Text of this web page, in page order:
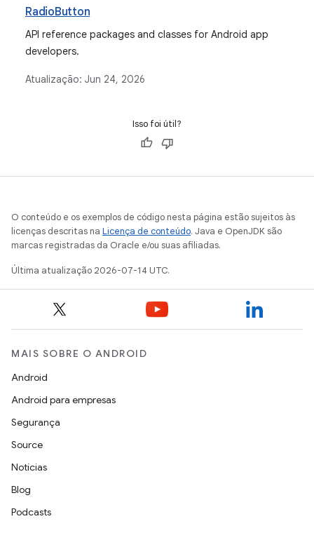
RadioButton
API reference packages and classes for Android app
developers.
Atualização: Jun 24, 2026
Isso foi útil?
O conteúdo e os exemplos de código nesta página estão sujeitos às
licenças descritas na Licença de conteúdo. Java e OpenJDK são
marcas registradas da Oracle e/ou suas afiliadas.
Última atualização 2026-07-14 UTC.
MAIS SOBRE O ANDROID
Android
Android para empresas
Segurança
Source
Notícias
Blog
Podcasts